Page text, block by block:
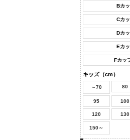
Bカ
Cカ
Dカ
Eカ
Fカッ
キッズ（cm）
～70 80
95 100
120 130
150～